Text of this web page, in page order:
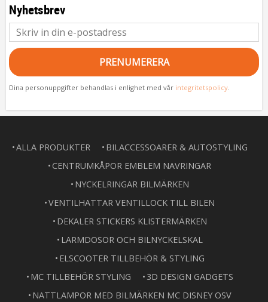
Nyhetsbrev
PRENUMERERA
Dina personuppgifter behandlas i enlighet med vår integritetspolicy.
ALLA PRODUKTER
BILACCESSOARER & AUTOSTYLING
CENTRUMKÅPOR EMBLEM NAVRINGAR
NYCKELRINGAR BILMÄRKEN
VENTILHATTAR VENTILLOCK TILL BILEN
DEKALER STICKERS KLISTERMÄRKEN
LARMDOSOR OCH BILNYCKELSKAL
ELSCOOTER TILLBEHÖR & STYLING
MC TILLBEHÖR STYLING
3D DESIGN GADGETS
NATTLAMPOR MED BILMÄRKEN MC DISNEY OSV